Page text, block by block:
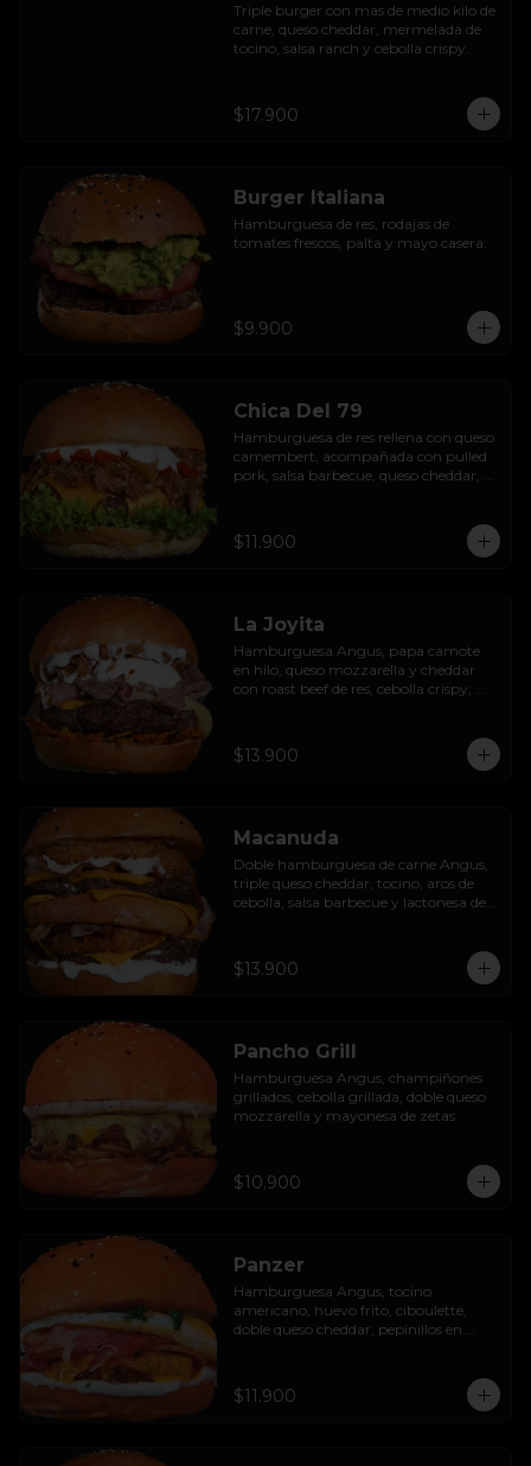
Triple burger con mas de medio kilo de
carne, queso cheddar, mermelada de
tocino, salsa ranch y cebolla crispy.
$17.900
Burger Italiana
Hamburguesa de res, rodajas de
tomates frescos, palta y mayo casera.
$9.900
Chica Del 79
Hamburguesa de res rellena con queso
camembert, acompañada con pulled
pork, salsa barbecue, queso cheddar,
$11.900
La Joyita
Hamburguesa Angus, papa camote
en hilo, queso mozzarella y cheddar
con roast beef de res, cebolla crispy,
$13.900
Macanuda
Doble hamburguesa de carne Angus,
triple queso cheddar, tocino, aros de
cebolla, salsa barbecue y lactonesa de
$13.900
Pancho Grill
Hamburguesa Angus, champiñones
grillados, cebolla grillada, doble queso
mozzarella y mayonesa de zetas.
$10.900
Panzer
Hamburguesa Angus, tocino
americano, huevo frito, ciboulette,
doble queso cheddar, pepinillos en
$11.900